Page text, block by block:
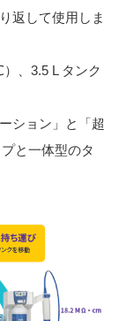
返して使用しま
、3.5 L タンク
ション」と「超
と一体型のタ